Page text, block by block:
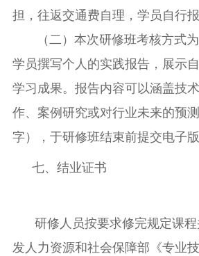
担，往返交通费自理，学员自行报
（二） 本次研修班考核方式
学员撰写个人的实践报告，展示
学习成果。报告内容可以涵盖技
作、案例研究或对行业未来的预测
字），于研修班结束前提交电子版
七、结业证书
研修人员按要求修完规定课
发人力资源和社会保障部《专业